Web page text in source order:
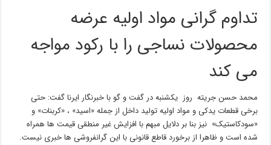
تداوم گرانی مواد اولیه عرضه
محصولات نساجی را با رکود مواجه
می کند
محمد حسن جریته روز یکشنبه در گفت و گو با خبرنگار ایرنا گفت: حتی
برخی قطعات یدکی و مواد اولیه تولید داخل از جمله «اسید» ، «کربنات» و
«سودکاستیک» نیز بنا بر دلایل مبهم با افزایش غیر منطقی قیمت ها همراه
شده است و ظاهرا از برخورد قاطع قانونی با این گرانفروشی ها خبری نیست.